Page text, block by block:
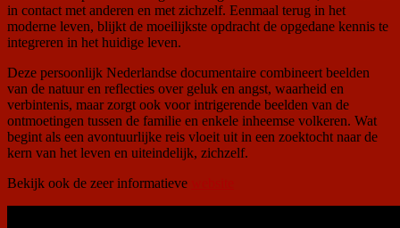
in contact met anderen en met zichzelf. Eenmaal terug in het
moderne leven, blijkt de moeilijkste opdracht de opgedane kennis te
integreren in het huidige leven.
Deze persoonlijk Nederlandse documentaire combineert beelden
van de natuur en reflecties over geluk en angst, waarheid en
verbintenis, maar zorgt ook voor intrigerende beelden van de
ontmoetingen tussen de familie en enkele inheemse volkeren. Wat
begint als een avontuurlijke reis vloeit uit in een zoektocht naar de
kern van het leven en uiteindelijk, zichzelf.
Bekijk ook de zeer informatieve